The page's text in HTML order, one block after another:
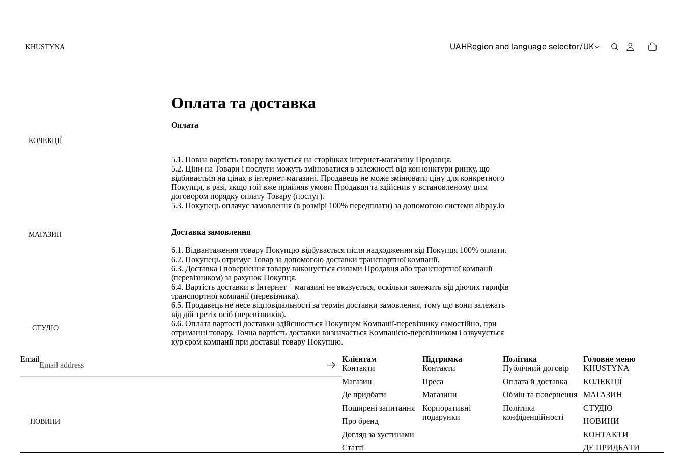
KHUSTYNA
КОЛЕКЦІЇ
МАГАЗИН
СТУДІО
НОВИНИ
UAHRegion and language selector/UK
Оплата та доставка
Оплата
5.1. Повна вартість товару вказується на сторінках інтернет-магазину Продавця.
5.2. Ціни на Товари і послуги можуть змінюватися в залежності від кон'юнктури ринку, що
відбивається на цінах в інтернет-магазині. Продавець не може змінювати ціну для конкретного
Покупця, в разі, якщо той вже прийняв умови Продавця та здійснив у встановленому цим
договором порядку оплату Товару (послуг).
5.3. Покупець оплачує замовлення (в розмірі 100% передплати) за допомогою системи albpay.io
Доставка замовлення
6.1. Відвантаження товару Покупцю відбувається після надходження від Покупця 100% оплати.
6.2. Покупець отримує Товар за допомогою доставки транспортної компанії.
6.3. Доставка і повернення товару виконується силами Продавця або транспортної компанії
(перевізником) за рахунок Покупця.
6.4. Вартість доставки в Інтернет – магазині не вказується, оскільки залежить від діючих тарифів
транспортної компанії (перевізника).
6.5. Продавець не несе відповідальності за термін доставки замовлення, тому що вони залежать
від дій третіх осіб (перевізників).
6.6. Оплата вартості доставки здійснюється Покупцем Компанії-перевізнику самостійно, при
отриманні товару. Точна вартість доставки визначається Компанією-перевізником і озвучується
кур'єром компанії при доставці товару Покупцю.
Email
Клієнтам
Контакти
Магазин
Де придбати
Поширені запитання
Про бренд
Догляд за хустинами
Статті
Підтримка
Контакти
Преса
Магазини
Корпоративні
подарунки
Політика
Публічний договір
Оплата й доставка
Обмін та повернення
Політика
конфіденційності
Головне меню
KHUSTYNA
КОЛЕКЦІЇ
МАГАЗИН
СТУДІО
НОВИНИ
КОНТАКТИ
ДЕ ПРИДБАТИ